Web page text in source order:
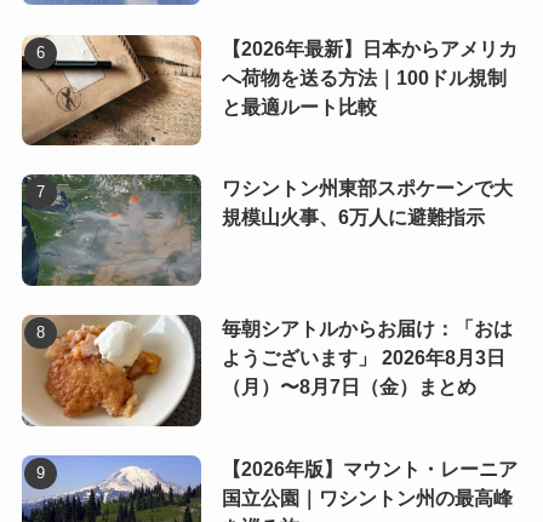
【2026年最新】日本からアメリカ
へ荷物を送る方法｜100ドル規制
と最適ルート比較
ワシントン州東部スポケーンで大
規模山火事、6万人に避難指示
毎朝シアトルからお届け：「おは
ようございます」 2026年8月3日
（月）〜8月7日（金）まとめ
【2026年版】マウント・レーニア
国立公園｜ワシントン州の最高峰